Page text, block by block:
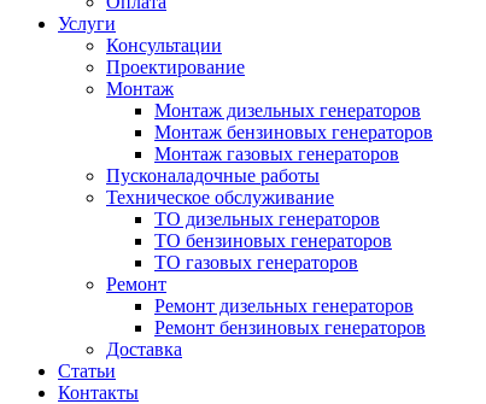
Услуги
Консультации
Проектирование
Монтаж
Монтаж дизельных генераторов
Монтаж бензиновых генераторов
Монтаж газовых генераторов
Пусконаладочные работы
Техническое обслуживание
ТО дизельных генераторов
ТО бензиновых генераторов
ТО газовых генераторов
Ремонт
Ремонт дизельных генераторов
Ремонт бензиновых генераторов
Доставка
Статьи
Контакты